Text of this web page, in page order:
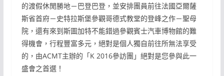
的渡假休閒勝地－巴登巴登，並安排團員前往法國亞爾薩
斯省首府－史特拉斯堡參觀哥德式教堂的登峰之作－聖母
院，還有來到斯圖加特不能錯過參觀賓士汽車博物館的難
得機會，行程豐富多元，絕對是個人獨自前往所無法享受
的，由ACMT主辦的「K 2016參訪團」絕對是您參與此一
盛會之首選！